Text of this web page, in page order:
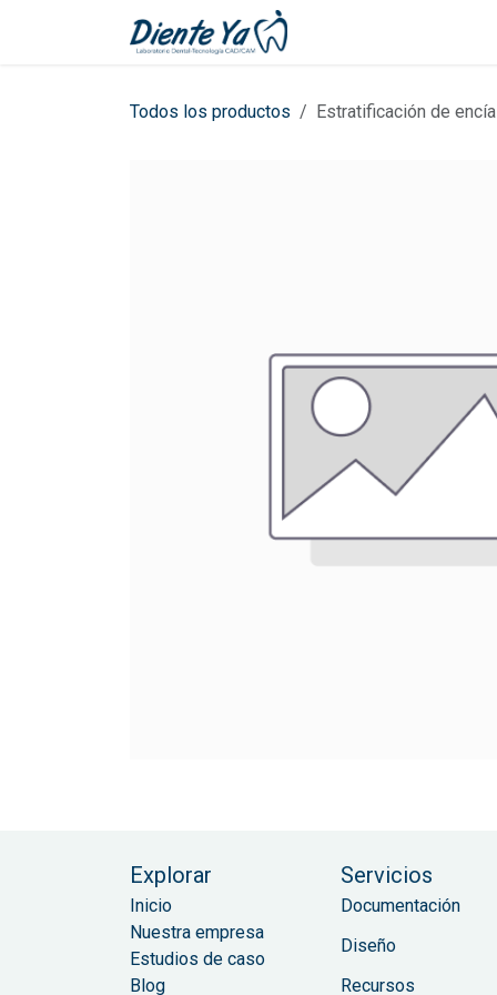
Todos los productos Estratificación de encía
Explorar
Inicio
Nuestra empresa
Estudios de caso
Blog
Servicios
Documentación
Diseño
Recursos